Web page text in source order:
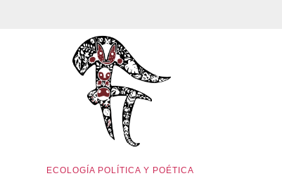
ECOLOGÍA POLÍTICA Y POÉTICA